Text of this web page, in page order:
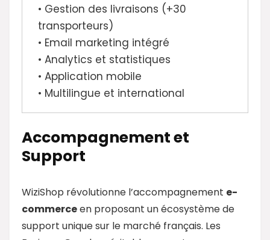
• Gestion des livraisons (+30
transporteurs)
• Email marketing intégré
• Analytics et statistiques
• Application mobile
• Multilingue et international
Accompagnement et
Support
WiziShop révolutionne l’accompagnement e-
commerceen proposant un écosystème de
support unique sur le marché français. Les